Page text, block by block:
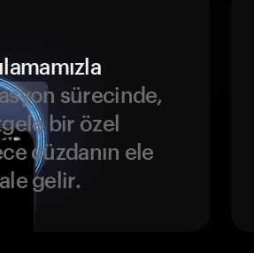
sürecinde,
bir özel
cüzdanın ele
gelir.